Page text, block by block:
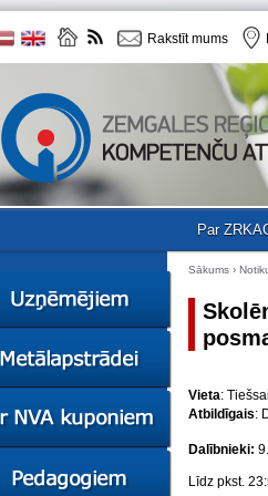
Rakstīt mums
Par
uzņēmējdarbība
Resursi
Zemgales uzņēmumu
katalogs
Sākums ›
Vieta:
Atbildīgais:
Dalībnieki:
Līdz pkst.